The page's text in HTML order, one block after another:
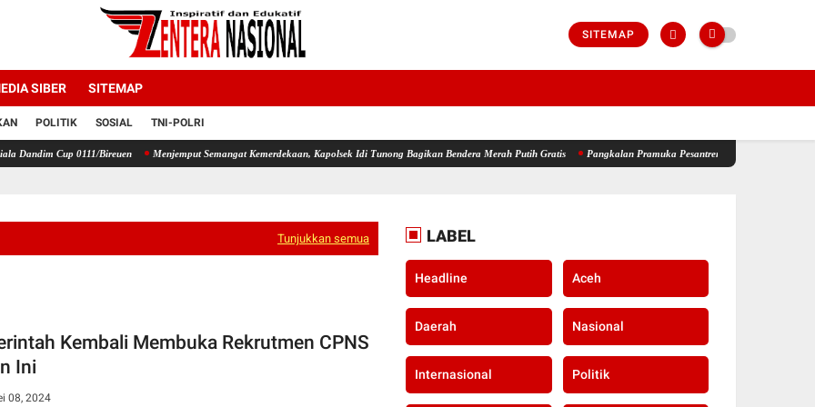
SITEMAP
SIBER SITEMAP
POLITIK SOSIAL TNI-POLRI
Bireuen Menjemput Semangat Kemerdekaan, Kapolsek Idi Tunong Bagikan Bendera Merah Putih Gratis Pangkalan Pramuka Pesantren Modern Ummulqura Siap Sukseskan
Tunjukkan semua
Kembali Membuka Rekrutmen CPNS
Ini
08, 2024
LABEL
Headline Aceh
Daerah Nasional
Internasional Politik